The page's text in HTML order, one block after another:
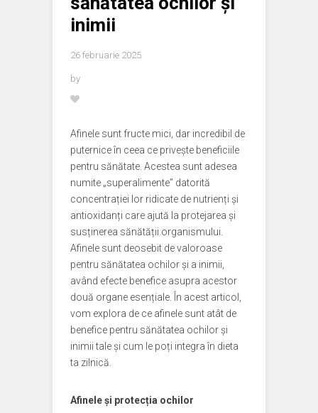
inimii
26 februarie 2025
by
Afinele sunt fructe mici, dar incredibil de
puternice în ceea ce privește beneficiile
pentru sănătate. Acestea sunt adesea
numite „superalimente” datorită
concentrației lor ridicate de nutrienți și
antioxidanți care ajută la protejarea și
susținerea sănătății organismului.
Afinele sunt deosebit de valoroase
pentru sănătatea ochilor și a inimii,
având efecte benefice asupra acestor
două organe esențiale. În acest articol,
vom explora de ce afinele sunt atât de
benefice pentru sănătatea ochilor și
inimii tale și cum le poți integra în dieta
ta zilnică.
Afinele și protecția ochilor